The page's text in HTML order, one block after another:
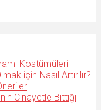
Kostümüleri
için Nasıl Artırılır?
Cinayetle Bittiği